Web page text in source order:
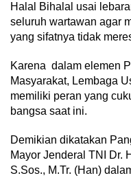
Halal Bihalal usai
seluruh wartawan agar
yang sifatnya tidak
Karena dalam elemen
Masyarakat, Lembaga
memiliki peran yang
bangsa saat ini.
Demikian dikatakan
Mayor Jenderal TNI Dr.
S.Sos., M.Tr. (Han)